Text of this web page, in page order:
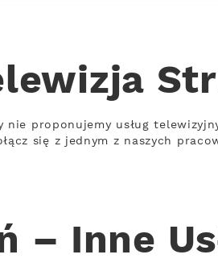
proponujemy usług
się z jednym z naszych
– Inne